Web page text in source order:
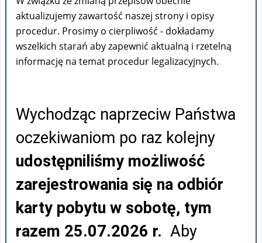
Sprawdź stan sprawy
Formularze
FAQ
Pouczenia
aktualizujemy zawartość naszej strony i opisy
procedur. Prosimy o cierpliwość - dokładamy
wszelkich starań aby zapewnić aktualną i rzetelną
informację na temat procedur legalizacyjnych.
Wychodząc naprzeciw Państwa
oczekiwaniom po raz kolejny
udostępniliśmy możliwość
zarejestrowania się na odbiór
karty pobytu w sobotę, tym
razem 25.07.2026 r. Aby